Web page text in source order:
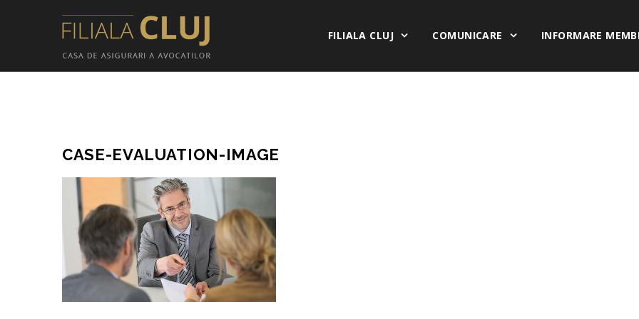
FILIALA CLUJ COMUNICARE INFORMARE
CASE-EVALUATION-IMAGE